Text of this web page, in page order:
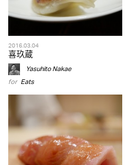
2016.03.04
喜玖蔵
Yasuhito Nakae
for Eats